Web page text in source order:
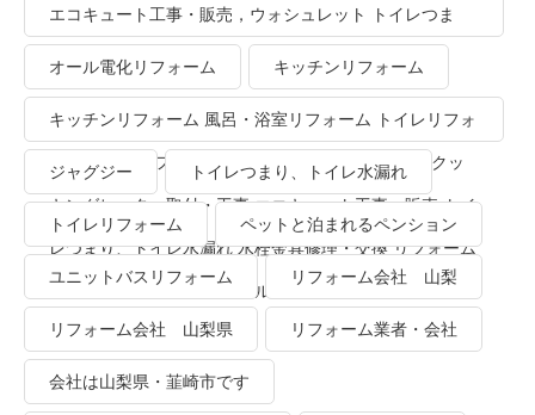
エコキュート工事・販売，ウォシュレット トイレつま
り、トイレ水漏れ
オール電化リフォーム キッチンリフォーム
キッチンリフォーム 風呂・浴室リフォーム トイレリフォ
ーム 洗面所リフォーム オール電化リフォーム ＩＨクッ
キングヒーター取付・工事 エコキュート工事・販売 トイ
レつまり、トイレ水漏れ 水栓金具修理・交換 リフォーム
業者・会社 ＴＯＴＯリモデルクラブ
ジャグジー トイレつまり、トイレ水漏れ
トイレリフォーム ペットと泊まれるペンション
ユニットバスリフォーム リフォーム会社 山梨
リフォーム会社 山梨県 リフォーム業者・会社
会社は山梨県・韮崎市です